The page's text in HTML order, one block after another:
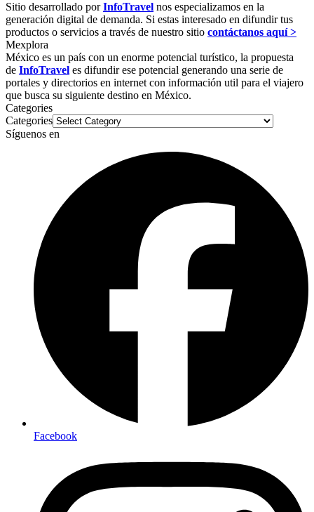
Sitio desarrollado porInfoTravel nos especializamos en la
generación digital de demanda. Si estas interesado en difundir tus
productos o servicios a través de nuestro sitio contáctanos aquí >
Mexplora
México es un país con un enorme potencial turístico, la propuesta
de InfoTravel es difundir ese potencial generando una serie de
portales y directorios en internet con información util para el viajero
que busca su siguiente destino en México.
Categories
Categories
Síguenos en
Facebook